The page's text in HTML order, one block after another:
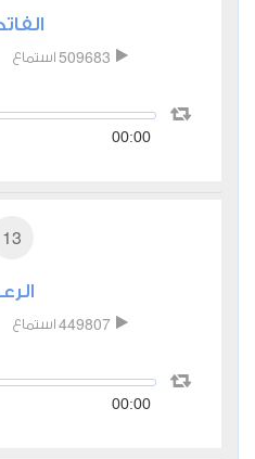
509683 استماع
00:00
13
449807 استماع
00:00